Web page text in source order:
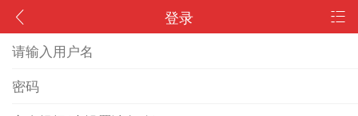
登录